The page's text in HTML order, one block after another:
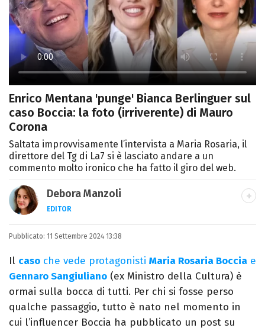
Enrico Mentana 'punge' Bianca Berlinguer sul
caso Boccia: la foto (irriverente) di Mauro
Corona
Saltata improvvisamente l’intervista a Maria Rosaria, il
direttore del Tg di La7 si è lasciato andare a un
commento molto ironico che ha fatto il giro del web.
Debora Manzoli
EDITOR
LINKEDIN
INSTAGRAM FACEBOOK SITO
Scrittrice, copywriter, editor e pubblicista
mantovana, laureata in Lettere, Cinema e
Tv. Ha due libri all’attivo e ama la scrittura
alla follia.
Pubblicato: 11 Settembre 2024 13:38
Il caso che vede protagonisti Maria Rosaria Boccia e
Gennaro Sangiuliano (ex Ministro della Cultura) è
ormai sulla bocca di tutti. Per chi si fosse perso
qualche passaggio, tutto è nato nel momento in
cui l’influencer Boccia ha pubblicato un post su